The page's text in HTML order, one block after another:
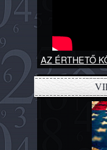
AZ ÉRTHETŐ